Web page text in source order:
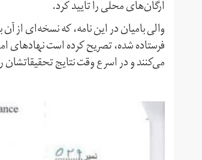
ارگان‌های محلی را تایید کرد.
والی بامیان در این نامه، که نسخه‌ای
فرستاده شده، تصریح کرده است نهادهای
می‌کنند و در اسرع وقت نتایج تحقیقاتشان